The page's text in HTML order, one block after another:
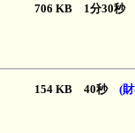
706 KB 1分30
154 KB 40秒 (